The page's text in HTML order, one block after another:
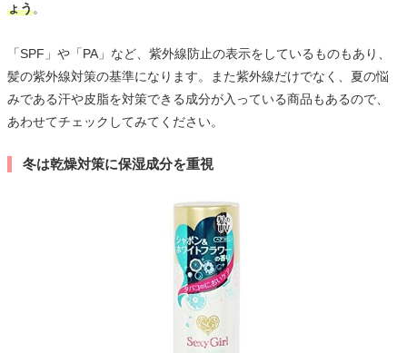
ょう。
「SPF」や「PA」など、紫外線防止の表示をしているものもあり、
髪の紫外線対策の基準になります。また紫外線だけでなく、夏の悩
みである汗や皮脂を対策できる成分が入っている商品もあるので、
あわせてチェックしてみてください。
冬は乾燥対策に保湿成分を重視